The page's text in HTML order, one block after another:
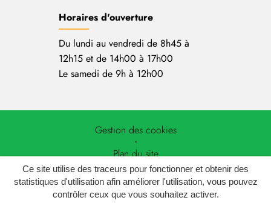
Ce site utilise des traceurs pour fonctionner et obtenir des
statistiques d'utilisation afin améliorer l'utilisation, vous pouvez
contrôler ceux que vous souhaitez activer.
Horaires d'ouverture
Du lundi au vendredi de 8h45 à
12h15 et de 14h00 à 17h00
Le samedi de 9h à 12h00
Gestion des cookies
Plan du site
Mentions légales